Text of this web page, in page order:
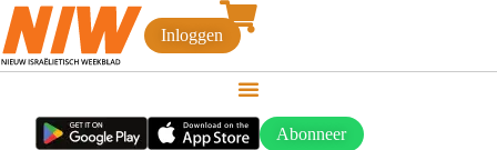
Inloggen
Abonneer